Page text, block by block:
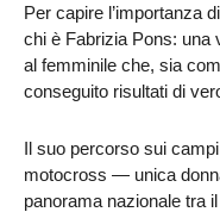
Per capire l’importanza
chi è Fabrizia Pons: una
al femminile che, sia
conseguito risultati di
Il suo percorso sui
motocross — unica
panorama nazionale tra